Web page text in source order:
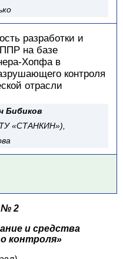
разработки и
на базе
Хопфа в
контроля
отрасли
Бибиков
«СТАНКИН»),
№ 2
и средства
контроля»